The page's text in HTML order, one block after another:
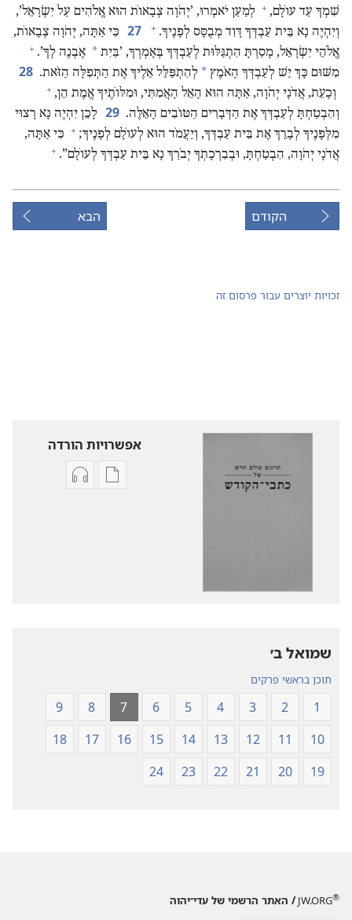
שִׁמְךָ עַד עוֹלָם,‏ + לְמַעַן יֹאמְרוּ,‏ ’‏יְהֹוָה צְבָאוֹת הוּא אֱלֹהִים עַל יִשְׂרָאֵל’‏,‏
וְיִהְיֶה נָא בֵּית עַבְדְּךָ דָּוִד מְבֻסָּס לְפָנֶיךָ.‏ +
27 כִּי אַתָּה,‏ יְהֹוָה צְבָאוֹת,‏
אֱלֹהֵי יִשְׂרָאֵל,‏ מָסַרְתָּ הִתְגַּלּוּת לְעַבְדְּךָ בְּאָמְרְךָ,‏ ’‏בַּיִת * אֶבְנֶה לְךָ’‏.‏ +
מִשּׁוּם כָּךְ יֵשׁ לְעַבְדְּךָ הָאֹמֶץ * לְהִתְפַּלֵּל אֵלֶיךָ אֶת הַתְּפִלָּה הַזֹּאת.‏ 28
וְכָעֵת,‏ אֲדֹנָי יְהֹוָה,‏ אַתָּה הוּא הָאֵל הָאֲמִתִּי,‏ וּמִלּוֹתֶיךָ אֱמֶת הֵן,‏ +
וְהִבְטַחְתָּ לְעַבְדְּךָ אֶת הַדְּבָרִים הַטּוֹבִים הָאֵלֶּה.‏ 29 לָכֵן יִהְיֶה נָא רָצוּי
מִלְּפָנֶיךָ לְבָרֵךְ אֶת בֵּית עַבְדְּךָ,‏ וְיַעֲמֹד הוּא לְעוֹלָם לְפָנֶיךָ;‏ + כִּי אַתָּה,‏
אֲדֹנָי יְהֹוָה,‏ הִבְטַחְתָּ,‏ וּבְבִרְכָתְךָ יְבֹרַךְ נָא בֵּית עַבְדְּךָ לְעוֹלָם”‏.‏ +
הקודם הבא
זכויות יוצרים עבור פרסום זה
אפשרויות הורדה
אפשרויותאפשרויות
שמואל ב׳‏
תוכן בראשי פרקים
1
2
3
4
5
6
7
8
9
10
11
12
13
14
15
16
17
18
19
20
21
22
23
24
JW.ORG® / האתר הרשמי של עדי־יהוה